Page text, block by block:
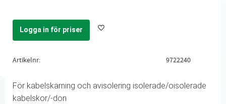
Logga in för priser Lägg till i favoriter
Artikelnr 9722240
För kabelskärning och avisolering isolerade/oisolerade
kabelskor/-don